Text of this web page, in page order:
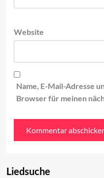
Website
Name, E-Mail-Adresse
Browser für meinen
Liedsuche